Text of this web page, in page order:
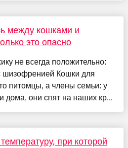
между кошками и
это опасно
не всегда положительно:
шизофренией Кошки для
питомцы, а члены семьи: у
дома, они спят на наших кр...
при которой